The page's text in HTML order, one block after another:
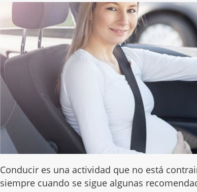
Conducir es una actividad que no está
siempre cuando se sigue algunas